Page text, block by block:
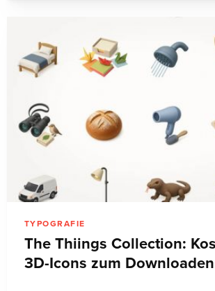
TYPOGRAFIE
The Thiings Collection:
3D-Icons zum Downloaden